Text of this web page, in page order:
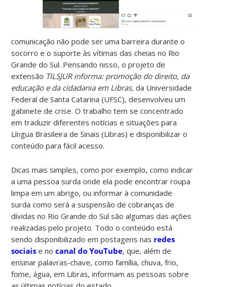
comunicação não pode ser uma barreira durante o
socorro e o suporte às vítimas das cheias no Rio
Grande do Sul. Pensando nisso, o projeto de
extensão TILSJUR informa: promoção do direito, da
educação e da cidadania em Libras,da Universidade
Federal de Santa Catarina (UFSC), desenvolveu um
gabinete de crise. O trabalho tem se concentrado
em traduzir diferentes notícias e situações para
Língua Brasileira de Sinais (Libras) e disponibilizar o
conteúdo para fácil acesso.
Dicas mais simples, como por exemplo, como indicar
a uma pessoa surda onde ela pode encontrar roupa
limpa em um abrigo, ou informar à comunidade
surda como será a suspensão de cobranças de
dívidas no Rio Grande do Sul são algumas das ações
realizadas pelo projeto. Todo o conteúdo está
sendo disponibilizado em postagens nas redes
sociais e nocanal do YouTube, que, além de
ensinar palavras-chave, como família, chuva, frio,
fome, água, em Libras, informam as pessoas sobre